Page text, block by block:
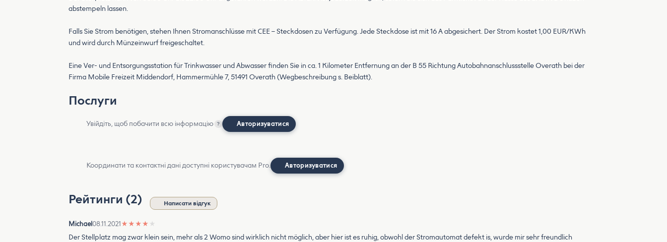
abstempeln lassen.
Falls Sie Strom benötigen, stehen Ihnen Stromanschlüsse mit CEE – Steckdosen zu Verfügung. Jede Steckdose ist mit 16 A abgesichert. Der Strom kostet 1,00 EUR/KWh
und wird durch Münzeinwurf freigeschaltet.
Eine Ver- und Entsorgungsstation für Trinkwasser und Abwasser finden Sie in ca. 1 Kilometer Entfernung an der B 55 Richtung Autobahnanschlussstelle Overath bei der
Firma Mobile Freizeit Middendorf, Hammermühle 7, 51491 Overath (Wegbeschreibung s. Beiblatt).
Послуги
Увійдіть, щоб побачити всю інформацію ? Авторизуватися
Координати та контактні дані доступні користувачам Pro. Авторизуватися
Рейтинги (2) Написати відгук
Michael08.11.2021 ★ ★ ★ ★ ★
Der Stellplatz mag zwar klein sein, mehr als 2 Womo sind wirklich nicht möglich, aber hier ist es ruhig, obwohl der Stromautomat defekt is, wurde mir sehr freundlich